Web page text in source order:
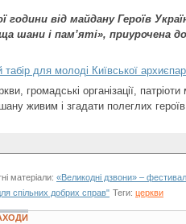
години від майдану Героїв
шани і пам’яті», приурочена до
для молоді Київської
громадські організації, патріоти
живим і згадати полеглих
матеріали: «Великодні дзвони» –
спільних добрих справ" Теги: церкви